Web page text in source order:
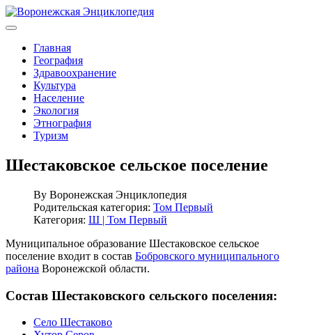
Главная
География
Здравоохранение
Культура
Население
Экология
Этнография
Туризм
Шестаковское сельское поселение
By Воронежская Энциклопедия
Родительская категория: Том Первый
Категория: Ш | Том Первый
Муниципальное образование Шестаковское сельское
поселение входит в состав Бобровского муниципального
района Воронежской области.
Состав Шестаковского сельского поселения:
Село Шестаково